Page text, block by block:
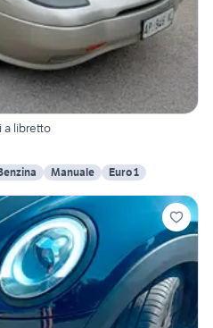
a libretto
Manuale Euro 1